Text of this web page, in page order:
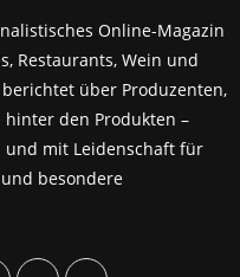
Online-Magazin
Restaurants, Wein und
über Produzenten,
hinter den Produkten –
mit Leidenschaft für
besondere